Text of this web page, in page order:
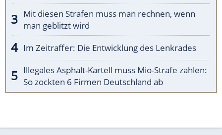
Mit diesen Strafen muss man rechnen, wenn
man geblitzt wird
Im Zeitraffer: Die Entwicklung des Lenkrades
Illegales Asphalt-Kartell muss Mio-Strafe zahlen:
So zockten 6 Firmen Deutschland ab